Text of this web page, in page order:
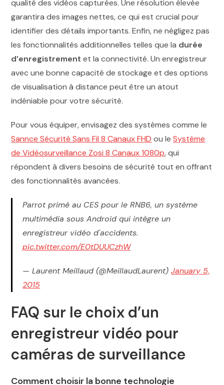
qualité des vidéos capturées. Une résolution élevée
garantira des images nettes, ce qui est crucial pour
identifier des détails importants. Enfin, ne négligez pas
les fonctionnalités additionnelles telles que la durée
d’enregistrement et la connectivité. Un enregistreur
avec une bonne capacité de stockage et des options
de visualisation à distance peut être un atout
indéniable pour votre sécurité.
Pour vous équiper, envisagez des systèmes comme le
Sannce Sécurité Sans Fil 8 Canaux FHD ou leSystème
de Vidéosurveillance Zosi 8 Canaux 1080p, qui
répondent à divers besoins de sécurité tout en offrant
des fonctionnalités avancées.
Parrot primé au CES pour le RNB6, un système
multimédia sous Android qui intègre un
enregistreur vidéo d'accidents.
pic.twitter.com/E0tDUUCzhW
— Laurent Meillaud (@MeillaudLaurent)January 5,
2015
FAQ sur le choix d’un
enregistreur vidéo pour
caméras de surveillance
Comment choisir la bonne technologie